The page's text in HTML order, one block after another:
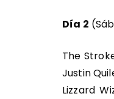
Día 2
The
Justin
Lizzard